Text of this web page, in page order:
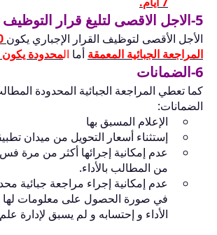
5-الاجل الاقصى لتليغ قرار التوظيف الاجباري
الأجل الأقصى لتوظيف القرار الإجباري يكون
المراجعة الجبائية المعمقة أما المحدودة يكون 12 شهرا.
6-الضمانات
كما تعطي المراجعة الجبائية المحدودة
الضمانات:
الإعلام المسبق بها
إستثناء أسعار التحويل من ميدان
عدم إمكانية إجرائها أكثر من مرة
من المطالب بالأداء.
عدم إمكانية إجراء مراجعة جبائية
في صورة الحصول على معلومات
الأداء و إحتسابه و لم يسبق لإدارة